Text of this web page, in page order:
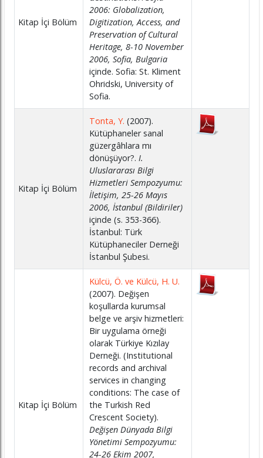
Kitap İçi Bölüm
2006: Globalization,
Digitization, Access, and
Preservation of Cultural
Heritage, 8-10 November
2006, Sofia, Bulgaria
içinde. Sofia: St. Kliment
Ohridski, University of
Sofia.
Kitap İçi Bölüm
Tonta, Y. (2007).
Kütüphaneler sanal
güzergâhlara mı
dönüşüyor?. I.
Uluslararası Bilgi
Hizmetleri Sempozyumu:
İletişim, 25-26 Mayıs
2006, İstanbul (Bildiriler)
içinde (s. 353-366).
İstanbul: Türk
Kütüphaneciler Derneği
İstanbul Şubesi.
Kitap İçi Bölüm
Külcü, Ö. ve Külcü, H. U.
(2007). Değişen
koşullarda kurumsal
belge ve arşiv hizmetleri:
Bir uygulama örneği
olarak Türkiye Kızılay
Derneği. (Institutional
records and archival
services in changing
conditions: The case of
the Turkish Red
Crescent Society).
Değişen Dünyada Bilgi
Yönetimi Sempozyumu:
24-26 Ekim 2007,